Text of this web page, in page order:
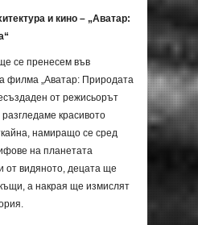
и кино – „Аватар:
се пренесем във
филма „Аватар: Природата
от режисьорът
красивото
намиращо се сред
на планетата
от видяното, децата ще
а накрая ще измислят